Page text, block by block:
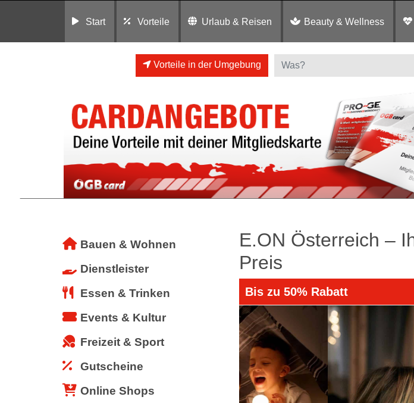
Start Vorteile Urlaub & Reisen Beauty & Wellness
Vorteile in der Umgebung
Bauen & Wohnen
Dienstleister
Essen & Trinken
Events & Kultur
Freizeit & Sport
Gutscheine
Online Shops
E.ON Österreich –
Preis
Bis zu 50% Rabatt